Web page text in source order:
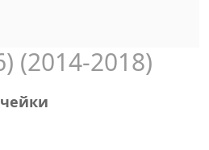
(2014-2018)